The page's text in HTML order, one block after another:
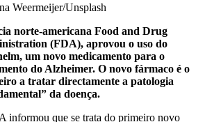
Weermeijer/Unsplash
norte-americana Food and Drug
(FDA), aprovou o uso do
um novo medicamento para o
do Alzheimer. O novo fármaco é o
a tratar directamente a patologia
da doença.
informou que se trata do primeiro novo